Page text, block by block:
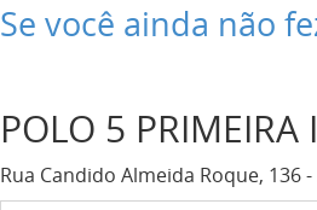
Se você ainda não
POLO 5 PRIMEIRA
Rua Candido Almeida Roque, 136